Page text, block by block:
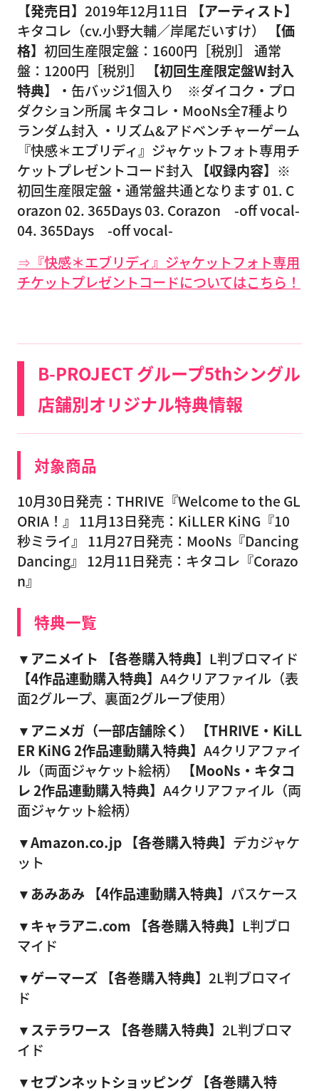
【発売日】 2019年12月11日
【アーティスト】
キタコレ（cv.小野大輔／岸尾だいすけ）
【価
格】 初回生産限定盤：1600円［税別］ 通常
盤：1200円［税別］
【初回生産限定盤W封入
特典】
・缶バッジ1個入り ※ダイコク・プロ
ダクション所属 キタコレ・MooNs全7種より
ランダム封入 ・リズム&アドベンチャーゲーム
『快感＊エブリディ』ジャケットフォト専用チ
ケットプレゼントコード封入 【収録内容】 ※
初回生産限定盤・通常盤共通となります 01. C
orazon 02. 365Days 03. Corazon -off vocal-
04. 365Days -off vocal-
⇒『快感＊エブリディ』ジャケットフォト専用
チケットプレゼントコードについてはこちら！
B-PROJECT グループ5thシングル
店舗別オリジナル特典情報
対象商品
10月30日発売：THRIVE『Welcome to the GL
ORIA！』 11月13日発売：KiLLER KiNG『10
秒ミライ』 11月27日発売：MooNs『Dancing
Dancing』 12月11日発売：キタコレ『Corazo
n』
特典一覧
▼アニメイト 【各巻購入特典】 L判ブロマイド
【4作品連動購入特典】 A4クリアファイル（表
面2グループ、裏面2グループ使用）
▼アニメガ（一部店舗除く）
【THRIVE・KiLL
ER KiNG 2作品連動購入特典】 A4クリアファイ
ル（両面ジャケット絵柄）
【MooNs・キタコ
レ 2作品連動購入特典】 A4クリアファイル（両
面ジャケット絵柄）
▼Amazon.co.jp 【各巻購入特典】 デカジャケ
ット
▼あみあみ 【4作品連動購入特典】 パスケース
▼キャラアニ.com
【各巻購入特典】 L判ブロ
マイド
▼ゲーマーズ 【各巻購入特典】 2L判ブロマイ
ド
▼ステラワース
【各巻購入特典】 2L判ブロマ
イド
▼セブンネットショッピング 【各巻購入特